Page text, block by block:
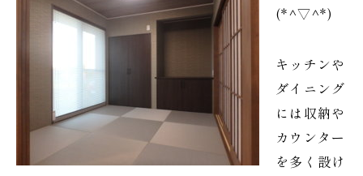
(*^▽^*)
キッチンや
ダイニング
には収納や
カウンター
を多く設け